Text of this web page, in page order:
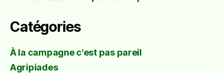
Catégories
À la campagne c'est pas pareil
Agripiades